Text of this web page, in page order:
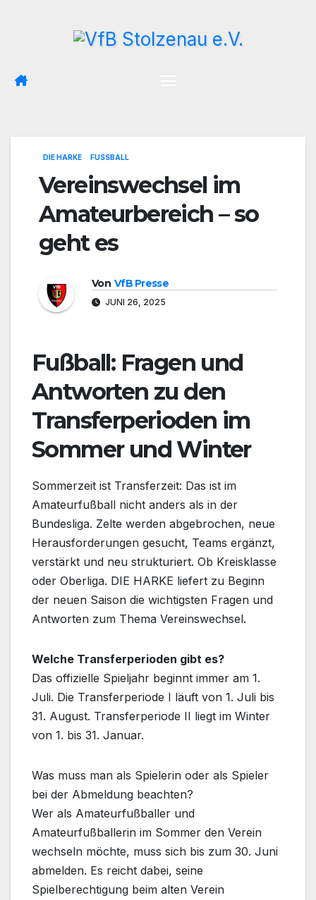
DIE HARKE FUSSBALL
Vereinswechsel im
Amateurbereich – so
geht es
Von VfB Presse
JUNI 26, 2025
Fußball: Fragen und
Antworten zu den
Transferperioden im
Sommer und Winter
Sommerzeit ist Transferzeit: Das ist im
Amateurfußball nicht anders als in der
Bundesliga. Zelte werden abgebrochen, neue
Herausforderungen gesucht, Teams ergänzt,
verstärkt und neu strukturiert. Ob Kreisklasse
oder Oberliga. DIE HARKE liefert zu Beginn
der neuen Saison die wichtigsten Fragen und
Antworten zum Thema Vereinswechsel.
Welche Transferperioden gibt es?
Das offizielle Spieljahr beginnt immer am 1.
Juli. Die Transferperiode I läuft von 1. Juli bis
31. August. Transferperiode II liegt im Winter
von 1. bis 31. Januar.
Was muss man als Spielerin oder als Spieler
bei der Abmeldung beachten?
Wer als Amateurfußballer und
Amateurfußballerin im Sommer den Verein
wechseln möchte, muss sich bis zum 30. Juni
abmelden. Es reicht dabei, seine
Spielberechtigung beim alten Verein